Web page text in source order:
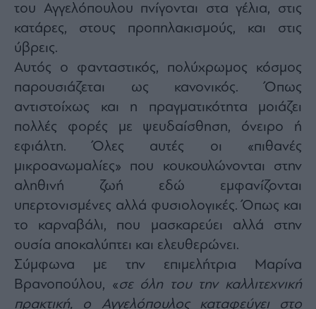
Branded
Content
Reports
&
Branded
Content
Calendar
Monocle
Media
Lab
Mononews100
Εγγραφείτε
στο
Newsletter
του
του Αγγελόπουλου πνίγονται στα γέλια, στις
κατάρες, στους προπηλακισμούς, και στις
ύβρεις.
Αυτός ο φανταστικός, πολύχρωμος κόσμος
παρουσιάζεται ως κανονικός. Όπως
αντιστοίχως και η πραγματικότητα μοιάζει
πολλές φορές με ψευδαίσθηση, όνειρο ή
εφιάλτη. Όλες αυτές οι «πιθανές
μικροανωμαλίες» που κουκουλώνονται στην
αληθινή ζωή εδώ εμφανίζονται
υπερτονισμένες αλλά φυσιολογικές. Όπως και
το καρναβάλι, που μασκαρεύει αλλά στην
ουσία αποκαλύπτει και ελευθερώνει.
Σύμφωνα με την επιμελήτρια Μαρίνα
Βρανοπούλου, «σε όλη του την καλλιτεχνική
πρακτική, ο Αγγελόπουλος καταφεύγει στο